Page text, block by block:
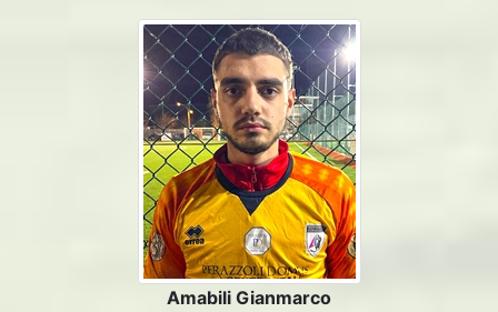
Amabili Gianmarco